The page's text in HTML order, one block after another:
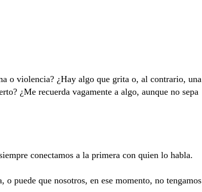
o violencia? ¿Hay algo que grita o, al contrario, una
¿Me recuerda vagamente a algo, aunque no sepa
conectamos a la primera con quien lo habla.
puede que nosotros, en ese momento, no tengamos